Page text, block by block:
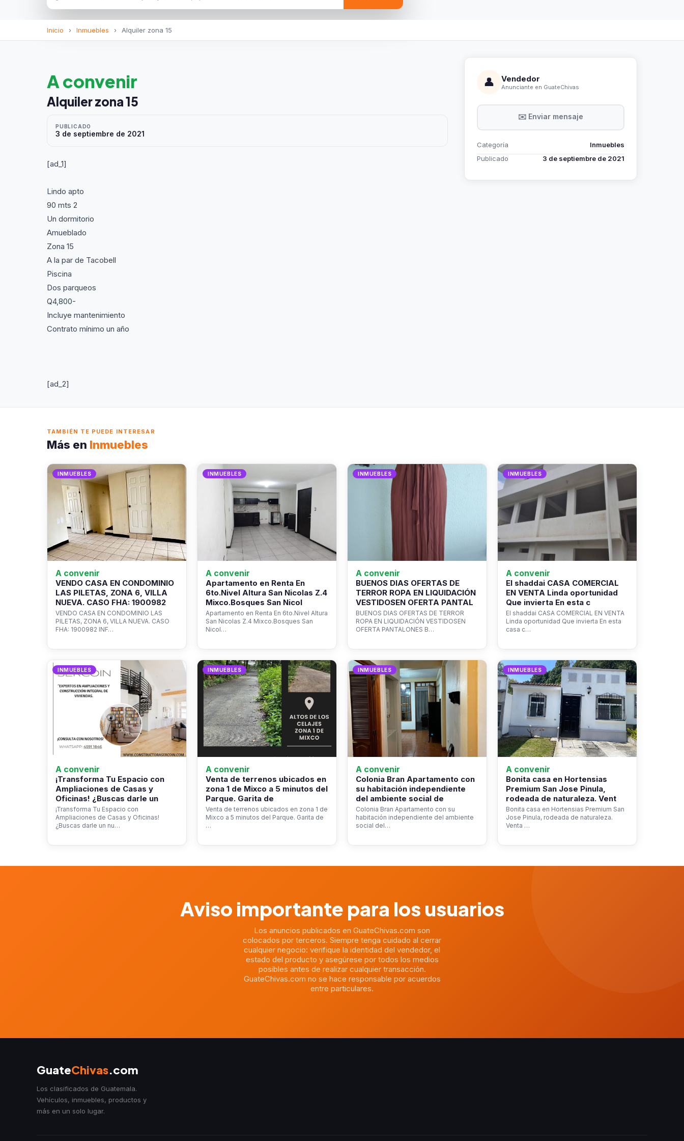
Inicio › Inmuebles › Alquiler zona 15
A convenir
Alquiler zona 15
PUBLICADO
3 de septiembre de 2021
[ad_1]
Lindo apto
90 mts 2
Un dormitorio
Amueblado
Zona 15
A la par de Tacobell
Piscina
Dos parqueos
Q4,800-
Incluye mantenimiento
Contrato mínimo un año
[ad_2]
👤 Vendedor
Anunciante en GuateChivas
✉️ Enviar mensaje
Categoría
Inmuebles
Publicado
3 de septiembre de 2021
TAMBIÉN TE PUEDE INTERESAR
Más en Inmuebles
INMUEBLES
A convenir
VENDO CASA EN CONDOMINIO
LAS PILETAS, ZONA 6, VILLA
NUEVA. CASO FHA: 1900982
VENDO CASA EN CONDOMINIO LAS
PILETAS, ZONA 6, VILLA NUEVA. CASO
FHA: 1900982 INF…
INMUEBLES
A convenir
Apartamento en Renta En
6to.Nivel Altura San Nicolas Z.4
Mixco.Bosques San Nicol
Apartamento en Renta En 6to.Nivel Altura
San Nicolas Z.4 Mixco.Bosques San
Nicol…
INMUEBLES
A convenir
BUENOS DIAS OFERTAS DE
TERROR ROPA EN LIQUIDACIÓN
VESTIDOSEN OFERTA PANTAL
BUENOS DIAS OFERTAS DE TERROR
ROPA EN LIQUIDACIÓN VESTIDOSEN
OFERTA PANTALONES B…
INMUEBLES
A convenir
El shaddai CASA COMERCIAL
EN VENTA Linda oportunidad
Que invierta En esta c
El shaddai CASA COMERCIAL EN VENTA
Linda oportunidad Que invierta En esta
casa c…
INMUEBLES
A convenir
¡Transforma Tu Espacio con
Ampliaciones de Casas y
Oficinas! ¿Buscas darle un
¡Transforma Tu Espacio con
Ampliaciones de Casas y Oficinas!
¿Buscas darle un nu…
INMUEBLES
A convenir
Venta de terrenos ubicados en
zona 1 de Mixco a 5 minutos del
Parque. Garita de
Venta de terrenos ubicados en zona 1 de
Mixco a 5 minutos del Parque. Garita de
…
INMUEBLES
A convenir
Colonia Bran Apartamento con
su habitación independiente
del ambiente social de
Colonia Bran Apartamento con su
habitación independiente del ambiente
social del…
INMUEBLES
A convenir
Bonita casa en Hortensias
Premium San Jose Pinula,
rodeada de naturaleza. Vent
Bonita casa en Hortensias Premium San
Jose Pinula, rodeada de naturaleza.
Venta …
Aviso importante para los usuarios
Los anuncios publicados en GuateChivas.com son
colocados por terceros. Siempre tenga cuidado al cerrar
cualquier negocio: verifique la identidad del vendedor, el
estado del producto y asegúrese por todos los medios
posibles antes de realizar cualquier transacción.
GuateChivas.com no se hace responsable por acuerdos
entre particulares.
GuateChivas.com
Los clasificados de Guatemala.
Vehículos, inmuebles, productos y
más en un solo lugar.